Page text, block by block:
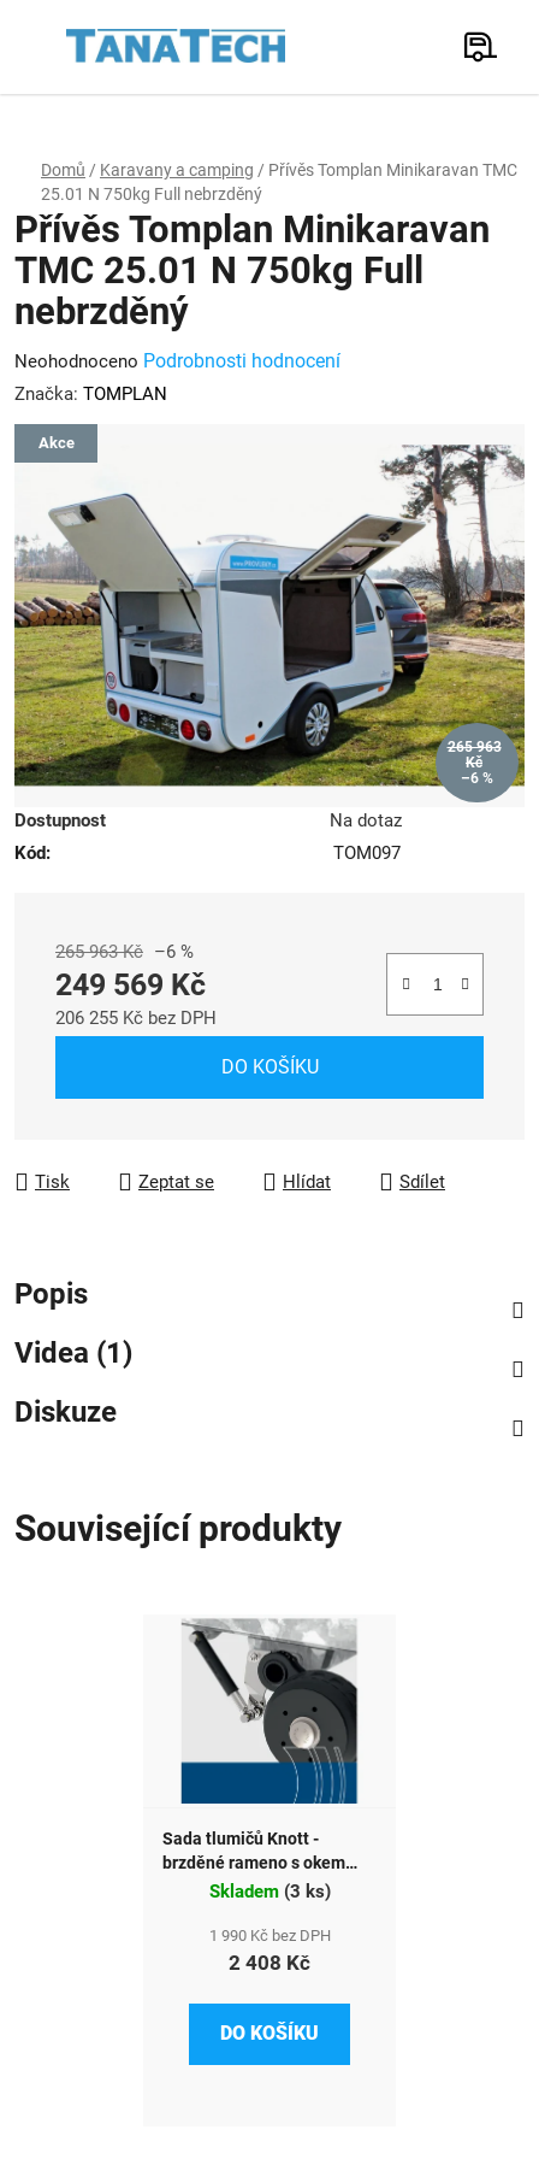
Hledat
Domů / Karavany a camping / Přívěs Tomplan Minikaravan TMC
25.01 N 750kg Full nebrzděný
Dostupnost
Na dotaz
Kód:
TOM097
265 963 Kč –6 %
249 569 Kč
206 255 Kč bez DPH
DO KOŠÍKU
Tisk Zeptat se Hlídat Sdílet
Přívěs Tomplan Minikaravan
TMC 25.01 N 750kg Full
nebrzděný
Průměrné
hodnocení
produktu
5
hvězdiček.
Neohodnoceno Podrobnosti hodnocení
Značka: TOMPLAN
Akce
265 963
Kč
–6 %
Popis
Videa (1)
Diskuze
Související produkty
Sada tlumičů Knott -
brzděné rameno s okem
P290038001
Skladem (3 ks)
1 990 Kč bez DPH
2 408 Kč
DO KOŠÍKU